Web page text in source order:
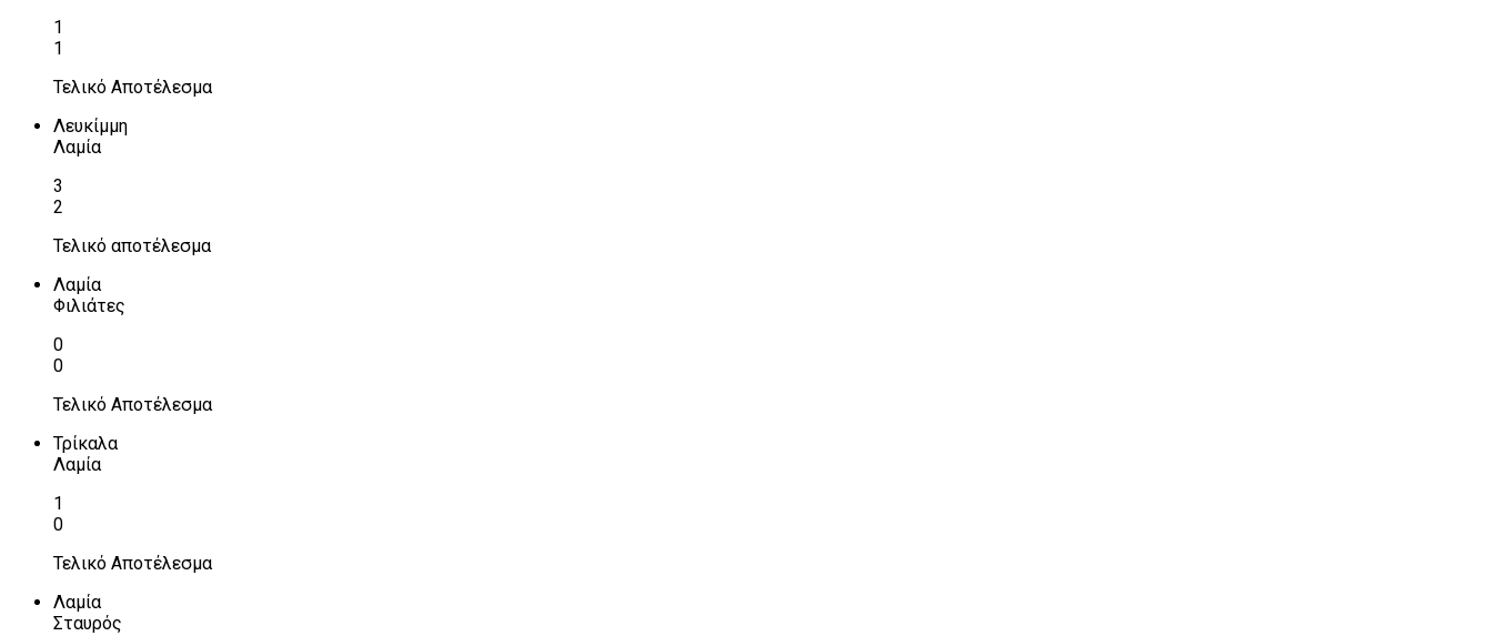
1
1
Τελικό Αποτέλεσμα
Λευκίμμη
Λαμία
3
2
Τελικό αποτέλεσμα
Λαμία
Φιλιάτες
0
0
Τελικό Αποτέλεσμα
Τρίκαλα
Λαμία
1
0
Τελικό Αποτέλεσμα
Λαμία
Σταυρός